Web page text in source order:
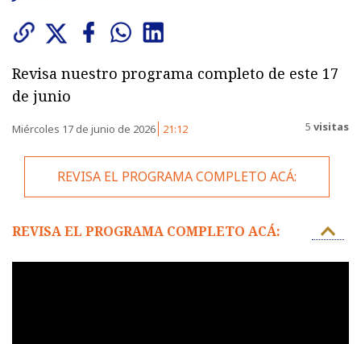
Revisa nuestro programa completo de este 17
de junio
Miércoles 17 de junio de 2026 21:12 5 visitas
REVISA EL PROGRAMA COMPLETO ACÁ:
REVISA EL PROGRAMA COMPLETO ACÁ: